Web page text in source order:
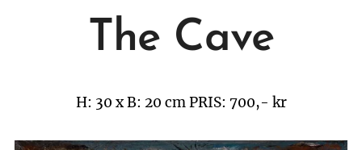
The Cave
H: 30 x B: 20 cmPRIS: 700,- kr